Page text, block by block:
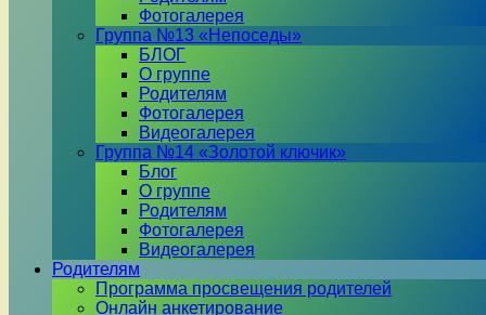
Фотогалерея
Группа №13 «Непоседы»
БЛОГ
О группе
Родителям
Фотогалерея
Видеогалерея
Группа №14 «Золотой ключик»
Блог
О группе
Родителям
Фотогалерея
Видеогалерея
Родителям
Программа просвещения родителей
Онлайн анкетирование